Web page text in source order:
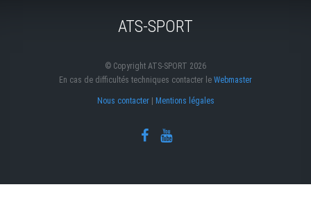
ATS-SPORT
© Copyright ATS-SPORT 2026
En cas de difficultés techniques contacter le Webmaster
Nous contacter| Mentions légales